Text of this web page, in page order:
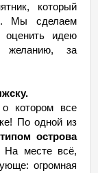
который
Мы сделаем
оценить идею
желанию, за
котором все
По одной из
острова
месте всё,
огромная